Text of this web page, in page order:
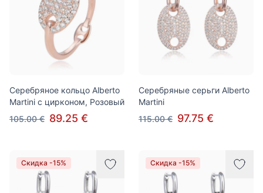
Серебряное кольцо Alberto
Martini с цирконом, Розовый
105.00 € 89.25 €
Серебряные серьги Alberto
Martini
115.00 € 97.75 €
Скидка -15% Скидка -15%